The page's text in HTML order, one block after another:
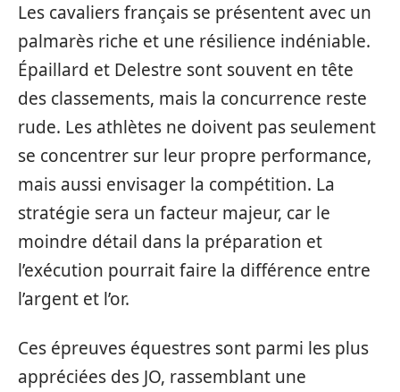
Les cavaliers français se présentent avec un
palmarès riche et une résilience indéniable.
Épaillard et Delestre sont souvent en tête
des classements, mais la concurrence reste
rude. Les athlètes ne doivent pas seulement
se concentrer sur leur propre performance,
mais aussi envisager la compétition. La
stratégie sera un facteur majeur, car le
moindre détail dans la préparation et
l’exécution pourrait faire la différence entre
l’argent et l’or.
Ces épreuves équestres sont parmi les plus
appréciées des JO, rassemblant une